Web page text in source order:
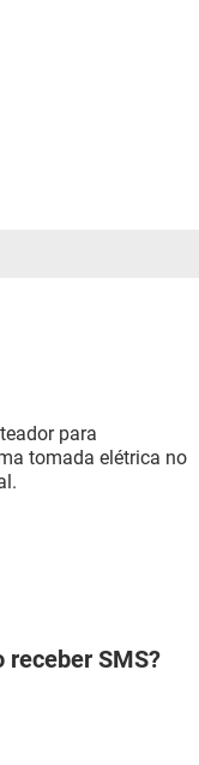
para
tomada elétrica no
receber SMS?